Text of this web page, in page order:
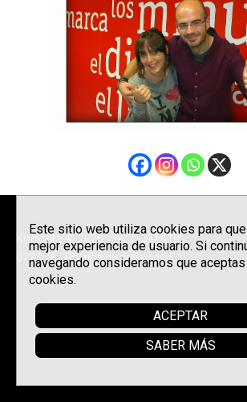
Korrontzi © 2026 - Tel. (+34) 618
072 076 -Política de privacidad
Este sitio web utiliza cookies para
mejor experiencia de usuario. Si
navegando consideramos que
cookies.
ACEPTAR
SABER MÁS